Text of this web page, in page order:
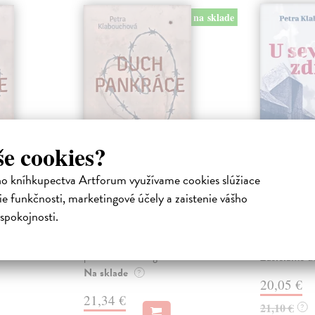
cookies?
kníhkupectva Artforum využívame cookies slúžiace
funkčnosti, marketingové účely a zaistenie vášho
smrti.
na sklade
Duch Pankráce
(tvrdá väzba)
Na sklade ?
21,34 €
U
Přišel čas
Zasielame
20,05 €
21,10 € ?